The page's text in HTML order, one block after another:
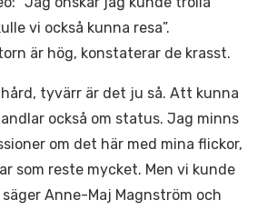
vi också kunna resa”.
är hög, konstaterar de krasst.
tyvärr är det ju så. Att kunna
också om status. Jag minns
om det här med mina flickor,
som reste mycket. Men vi kunde
Anne-Maj Magnström och